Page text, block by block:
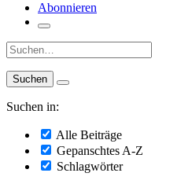
Abonnieren
Suche:
Suchen in:
Alle Beiträge
Gepanschtes A-Z
Schlagwörter